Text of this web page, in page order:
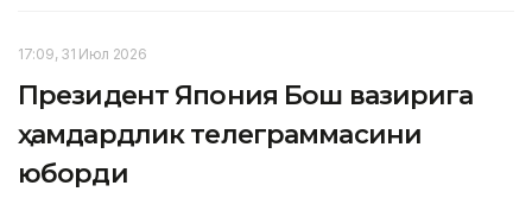
17:09, 31 Июл 2026
Президент Япония Бош вазирига
ҳамдардлик телеграммасини
юборди